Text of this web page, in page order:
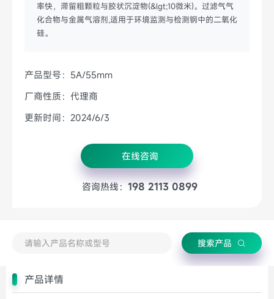
率快，滞留粗颗粒与胶状沉淀物(&lgt;10微米)。过滤气气
化合物与金属气溶剂,适用于环境监测与检测钢中的二氧化
硅。
产品型号：5A/55mm
厂商性质：代理商
更新时间：2024/6/3
在线咨询
咨询热线： 198 2113 0899
搜索产品
产品详情